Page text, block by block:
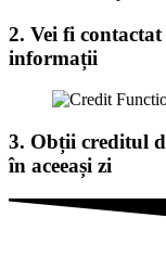
2. Vei fi
informații
3. Obții creditul
în aceeași zi